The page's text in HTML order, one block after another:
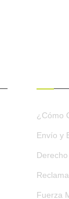
¿Cómo
Envío y
Fuerza